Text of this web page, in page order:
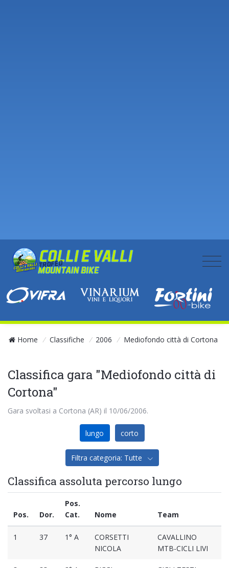
Home / Classifiche / 2006 / Mediofondo città di Cortona
Classifica gara "Mediofondo città di
Cortona"
Gara svoltasi a Cortona (AR) il 10/06/2006.
lungo corto
Filtra categoria: Tutte
Classifica assoluta percorso lungo
Pos. Dor.
Pos.
Cat.
Nome Team
1 37 1° A
CORSETTI
NICOLA
CAVALLINO
MTB-CICLI LIVI